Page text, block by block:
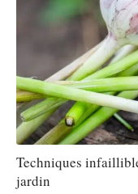
Techniques
jardin